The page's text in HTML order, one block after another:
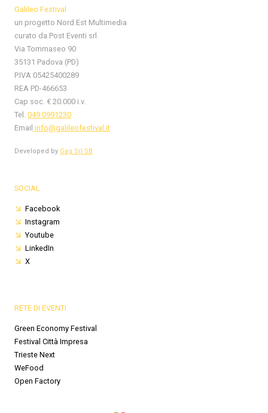
Galileo Festival
un progetto Nord Est Multimedia
curato da Post Eventi srl
Via Tommaseo 90
35131 Padova (PD)
P.IVA 05425400289
REA PD-466653
Cap soc. € 20.000 i.v.
Tel. 049 0991230
Email info@galileofestival.it
Developed by Gag Srl SB
SOCIAL
Facebook
Instagram
Youtube
LinkedIn
X
RETE DI EVENTI
Green Economy Festival
Festival Città Impresa
Trieste Next
WeFood
Open Factory